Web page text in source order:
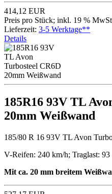
414,12 EUR
Preis pro Stück; inkl. 19 %
Lieferzeit: 3-5 Werktage**
Details
185R16 93V TL
20mm Weißwand
185/80 R 16 93V TL Avon
V-Reifen: 240 km/h; Traglast:
Mit ca. 20 mm breitem